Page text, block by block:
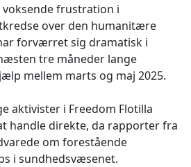
voksende frustration i
over den humanitære
forværret sig dramatisk i
tre måneder lange
mellem marts og maj 2025.
aktivister i Freedom Flotilla
handle direkte, da rapporter fra
om forestående
i sundhedsvæsenet.